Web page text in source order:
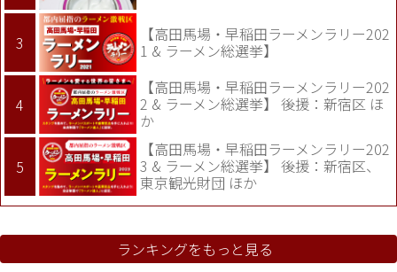
【高田馬場・早稲田ラーメンラリー202
1 & ラーメン総選挙】
【高田馬場・早稲田ラーメンラリー202
2 & ラーメン総選挙】 後援：新宿区 ほ
か
【高田馬場・早稲田ラーメンラリー202
3 & ラーメン総選挙】 後援：新宿区、
東京観光財団 ほか
ランキングをもっと見る